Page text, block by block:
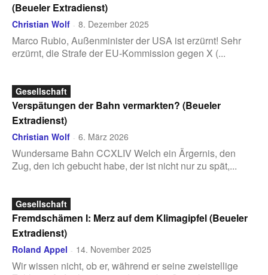
(Beueler Extradienst)
Christian Wolf - 8. Dezember 2025
Marco Rubio, Außenminister der USA ist erzürnt! Sehr
erzürnt, die Strafe der EU-Kommission gegen X (...
Gesellschaft
Verspätungen der Bahn vermarkten? (Beueler
Extradienst)
Christian Wolf - 6. März 2026
Wundersame Bahn CCXLIV Welch ein Ärgernis, den
Zug, den ich gebucht habe, der ist nicht nur zu spät,...
Gesellschaft
Fremdschämen I: Merz auf dem Klimagipfel (Beueler
Extradienst)
Roland Appel - 14. November 2025
Wir wissen nicht, ob er, während er seine zweistellige